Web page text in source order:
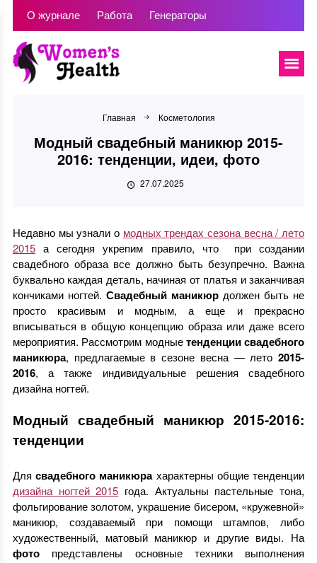
О журнале Работа Генераторы
Главная Косметология
Модный свадебный маникюр 2015-
2016: тенденции, идеи, фото
27.07.2025
Недавно мы узнали о модных трендах сезона весна / лето
2015а сегодня укрепим правило, что при создании
свадебного образа все должно быть безупречно. Важна
буквально каждая деталь, начиная от платья и заканчивая
кончиками ногтей. Свадебный маникюр должен быть не
просто красивым и модным, а еще и прекрасно
вписываться в общую концепцию образа или даже всего
мероприятия. Рассмотрим модныетенденции свадебного
маникюра, предлагаемые в сезоне весна — лето2015-
2016, а также индивидуальные решения свадебного
дизайна ногтей.
Модный свадебный маникюр 2015-2016:
тенденции
Длясвадебного маникюрахарактерны общие тенденции
дизайна ногтей 2015 года. Актуальны пастельные тона,
фольгирование золотом, украшение бисером, «кружевной»
маникюр, создаваемый при помощи штампов, либо
художественный, матовый маникюр и другие виды. На
фотопредставлены основные техники выполнения